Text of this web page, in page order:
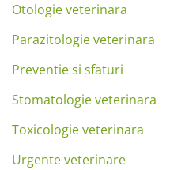
Otologie veterinara
Parazitologie veterinara
Preventie si sfaturi
Stomatologie veterinara
Toxicologie veterinara
Urgente veterinare